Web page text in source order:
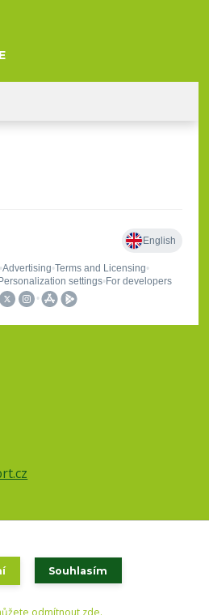
Souhlasím
odmítnout zde.